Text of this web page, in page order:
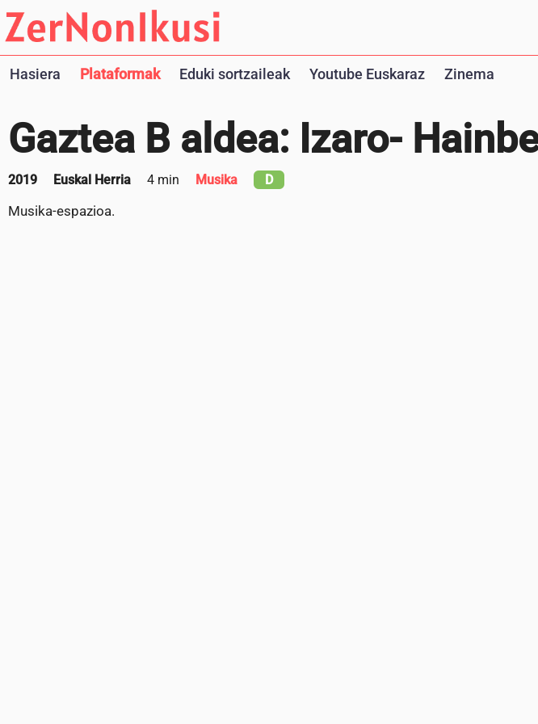
Hasiera Plataformak Eduki sortzaileak Youtube Euskaraz Zinema
Gaztea B aldea: Izaro-
2019 Euskal Herria 4 min Musika D
Musika-espazioa.